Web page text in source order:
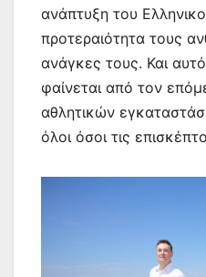
ανάπτυξη του
προτεραιότητα τους
ανάγκες τους. Και
φαίνεται από τον
αθλητικών
όλοι όσοι τις